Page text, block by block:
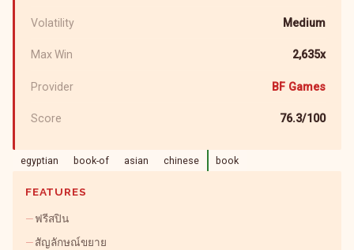
Volatility Medium
Max Win 2,635x
Provider BF Games
Score 76.3/100
egyptian book-of asian chinese book
FEATURES
ฟรีสปิน
สัญลักษณ์ขยาย